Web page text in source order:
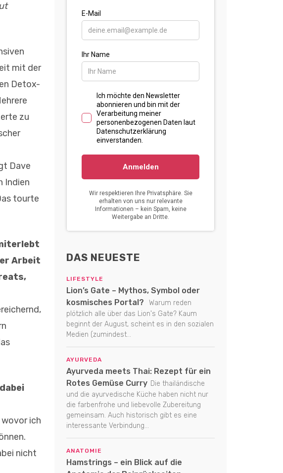
mit der
Detox-
zu
Dave
Indien
tourte
Arbeit
ich
nicht
DAS NEUESTE
LIFESTYLE
Lion’s Gate – Mythos, Symbol oder
kosmisches Portal?
Warum reden
plötzlich alle über das Lion's Gate? Kaum
beginnt der August, scheint es in den sozialen
Medien (zumindest...
AYURVEDA
Ayurveda meets Thai: Rezept für ein
Rotes Gemüse Curry Die thailändische
und die ayurvedische Küche haben nicht nur
die farbenfrohe und liebevolle Zubereitung
gemeinsam. Auch historisch gibt es eine
interessante Verbindung...
ANATOMIE
Hamstrings – ein Blick auf die